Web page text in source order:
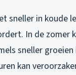
sneller in koude
In de zomer
sneller
kan